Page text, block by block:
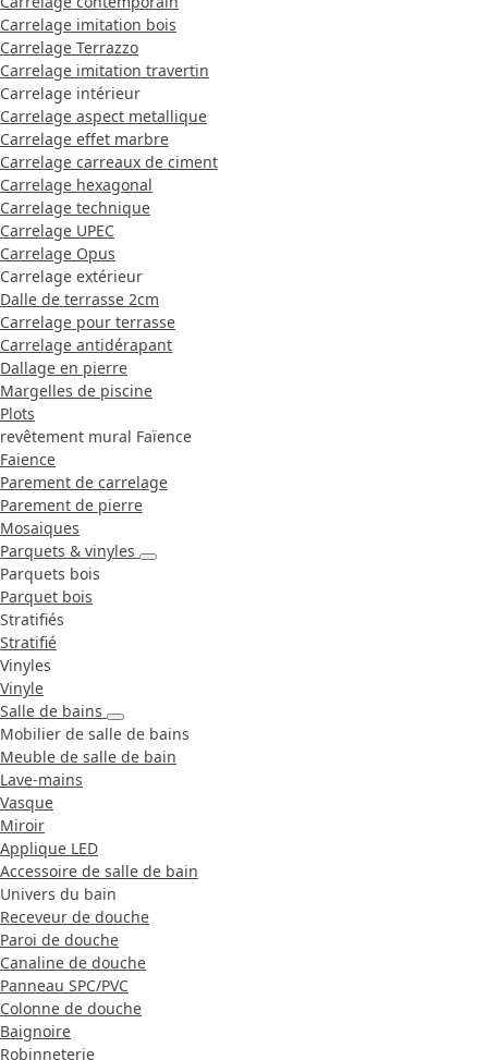
Carrelage imitation bois
Carrelage Terrazzo
Carrelage imitation travertin
Carrelage intérieur
Carrelage aspect metallique
Carrelage effet marbre
Carrelage carreaux de ciment
Carrelage hexagonal
Carrelage technique
Carrelage UPEC
Carrelage Opus
Carrelage extérieur
Dalle de terrasse 2cm
Carrelage pour terrasse
Carrelage antidérapant
Dallage en pierre
Margelles de piscine
Plots
revêtement mural Faïence
Faience
Parement de carrelage
Parement de pierre
Mosaiques
Parquets & vinyles
Parquets bois
Parquet bois
Stratifiés
Stratifié
Vinyles
Vinyle
Salle de bains
Mobilier de salle de bains
Meuble de salle de bain
Lave-mains
Vasque
Miroir
Applique LED
Accessoire de salle de bain
Univers du bain
Receveur de douche
Paroi de douche
Canaline de douche
Panneau SPC/PVC
Colonne de douche
Baignoire
Robinneterie